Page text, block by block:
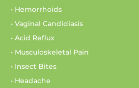
• Hemorrhoids
• Vaginal Candidiasis
• Acid Reflux
• Musculoskeletal Pain
• Insect Bites
• Headache